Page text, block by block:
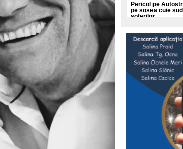
Pericol pe
pe șosea cuie
șoferilor
Compania
(CNAIR) atrage
pe Autostrada
Prețurile globale
din ultimii trei
al conflictelor
Indicele ONU
timp ce
și cresc prețurile.
Încă un motiv de
primele virusuri
extinția speciei
Oamenii de